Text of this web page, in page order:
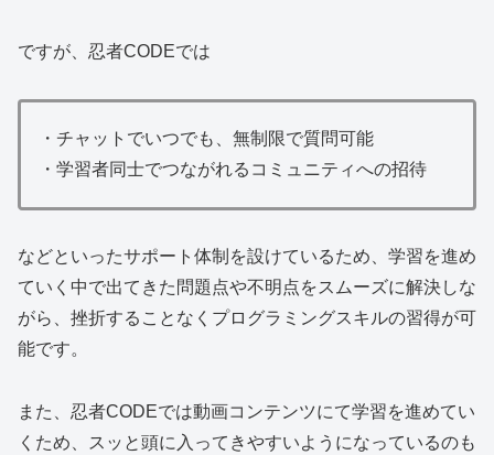
ですが、忍者CODEでは
・チャットでいつでも、無制限で質問可能
・学習者同士でつながれるコミュニティへの招待
などといったサポート体制を設けているため、学習を進め
ていく中で出てきた問題点や不明点をスムーズに解決しな
がら、挫折することなくプログラミングスキルの習得が可
能です。
また、忍者CODEでは動画コンテンツにて学習を進めてい
くため、スッと頭に入ってきやすいようになっているのも